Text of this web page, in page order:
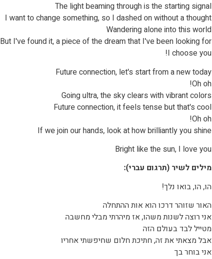
The light beaming through is the starting signal
I want to change something, so I dashed on without a thought
Wandering alone into this world
But I've found it, a piece of the dream that I've been looking for
I choose you!
Future connection, let's start from a new today
Oh oh!
Going ultra, the sky clears with vibrant colors
Future connection, it feels tense but that's cool
Oh oh!
If we join our hands, look at how brilliantly you shine
Bright like the sun, I love you
מילים לשיר (תרגום עברי):
הו, הו, בואו נלך!
האור שזוהר דרכו הוא אות ההתחלה
אני רוצה לשנות משהו, אז מיהרתי מבלי מחשבה
מטייל לבד בעולם הזה
אבל מצאתי את זה, חתיכת חלום שחיפשתי אחריו
אני בוחר בך